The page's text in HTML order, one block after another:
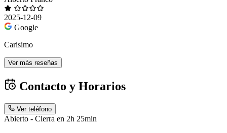
2025-12-09
Google
Carisimo
Ver más reseñas
Contacto y Horarios
Ver teléfono
Abierto - Cierra en 2h 25min